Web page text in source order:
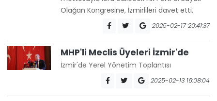
Olağan Kongresine, İzmirlileri davet etti.
2025-02-17 20:41:37
MHP'li Meclis Üyeleri İzmir'de
İzmir'de Yerel Yönetim Toplantısı
2025-02-13 16:08:04